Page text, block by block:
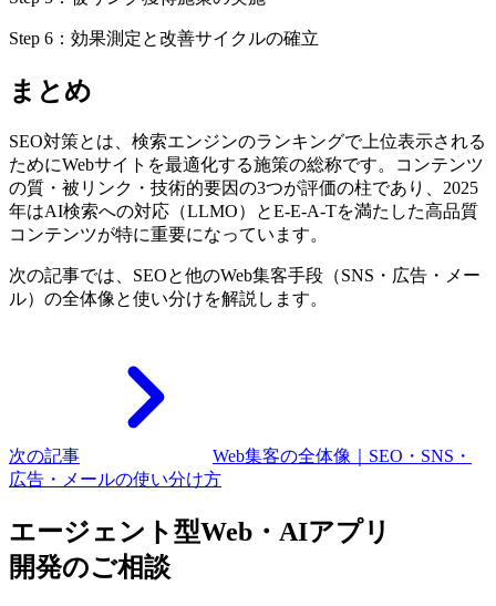
Step 6：効果測定と改善サイクルの確立
まとめ
SEO対策とは、検索エンジンのランキングで上位表示される
ためにWebサイトを最適化する施策の総称です。コンテンツ
の質・被リンク・技術的要因の3つが評価の柱であり、2025
年はAI検索への対応（LLMO）とE-E-A-Tを満たした高品質
コンテンツが特に重要になっています。
次の記事では、SEOと他のWeb集客手段（SNS・広告・メー
ル）の全体像と使い分けを解説します。
次の記事
Web集客の全体像｜SEO・SNS・
広告・メールの使い分け方
エージェント型Web・AIアプリ
開発のご相談